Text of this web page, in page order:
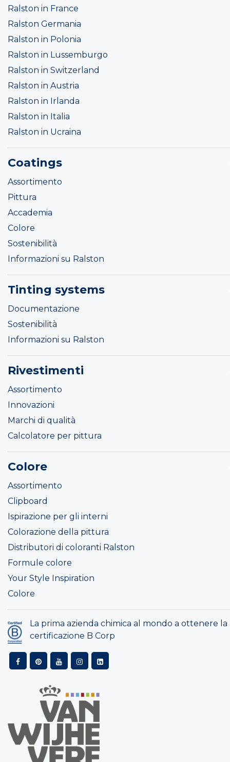
Ralston in France
Ralston Germania
Ralston in Polonia
Ralston in Lussemburgo
Ralston in Switzerland
Ralston in Austria
Ralston in Irlanda
Ralston in Italia
Ralston in Ucraina
Coatings
Assortimento
Pittura
Accademia
Colore
Sostenibilità
Informazioni su Ralston
Tinting systems
Documentazione
Sostenibilità
Informazioni su Ralston
Rivestimenti
Assortimento
Innovazioni
Marchi di qualità
Calcolatore per pittura
Colore
Assortimento
Clipboard
Ispirazione per gli interni
Colorazione della pittura
Distributori di coloranti Ralston
Formule colore
Your Style Inspiration
Colore
La prima azienda chimica al mondo a ottenere la
certificazione B Corp